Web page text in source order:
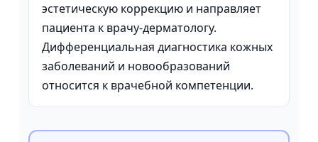
эстетическую коррекцию и направляет
пациента к врачу-дерматологу.
Дифференциальная диагностика кожных
заболеваний и новообразований
относится к врачебной компетенции.